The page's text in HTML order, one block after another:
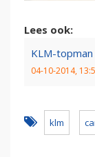
Lees ook:
KLM-
04-10-2014,
klm